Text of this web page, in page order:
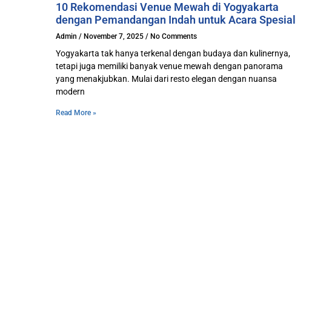
10 Rekomendasi Venue Mewah di Yogyakarta
dengan Pemandangan Indah untuk Acara Spesial
Admin November 7, 2025 No Comments
Yogyakarta tak hanya terkenal dengan budaya dan kulinernya,
tetapi juga memiliki banyak venue mewah dengan panorama
yang menakjubkan. Mulai dari resto elegan dengan nuansa
modern
Read More »